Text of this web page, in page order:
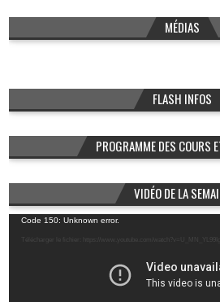
MÉDIAS
FLASH INFOS
PROGRAMME DES COURS
VIDÉO DE LA
Lecteur
vidéo
Code 150: Unknown error.
Télécharger le fichier: https://www.youtube.com/